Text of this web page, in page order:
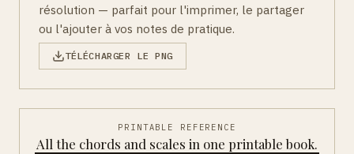
résolution — parfait pour l'imprimer, le partager
ou l'ajouter à vos notes de pratique.
TÉLÉCHARGER LE PNG
PRINTABLE REFERENCE
All the chords and scales in one printable book.